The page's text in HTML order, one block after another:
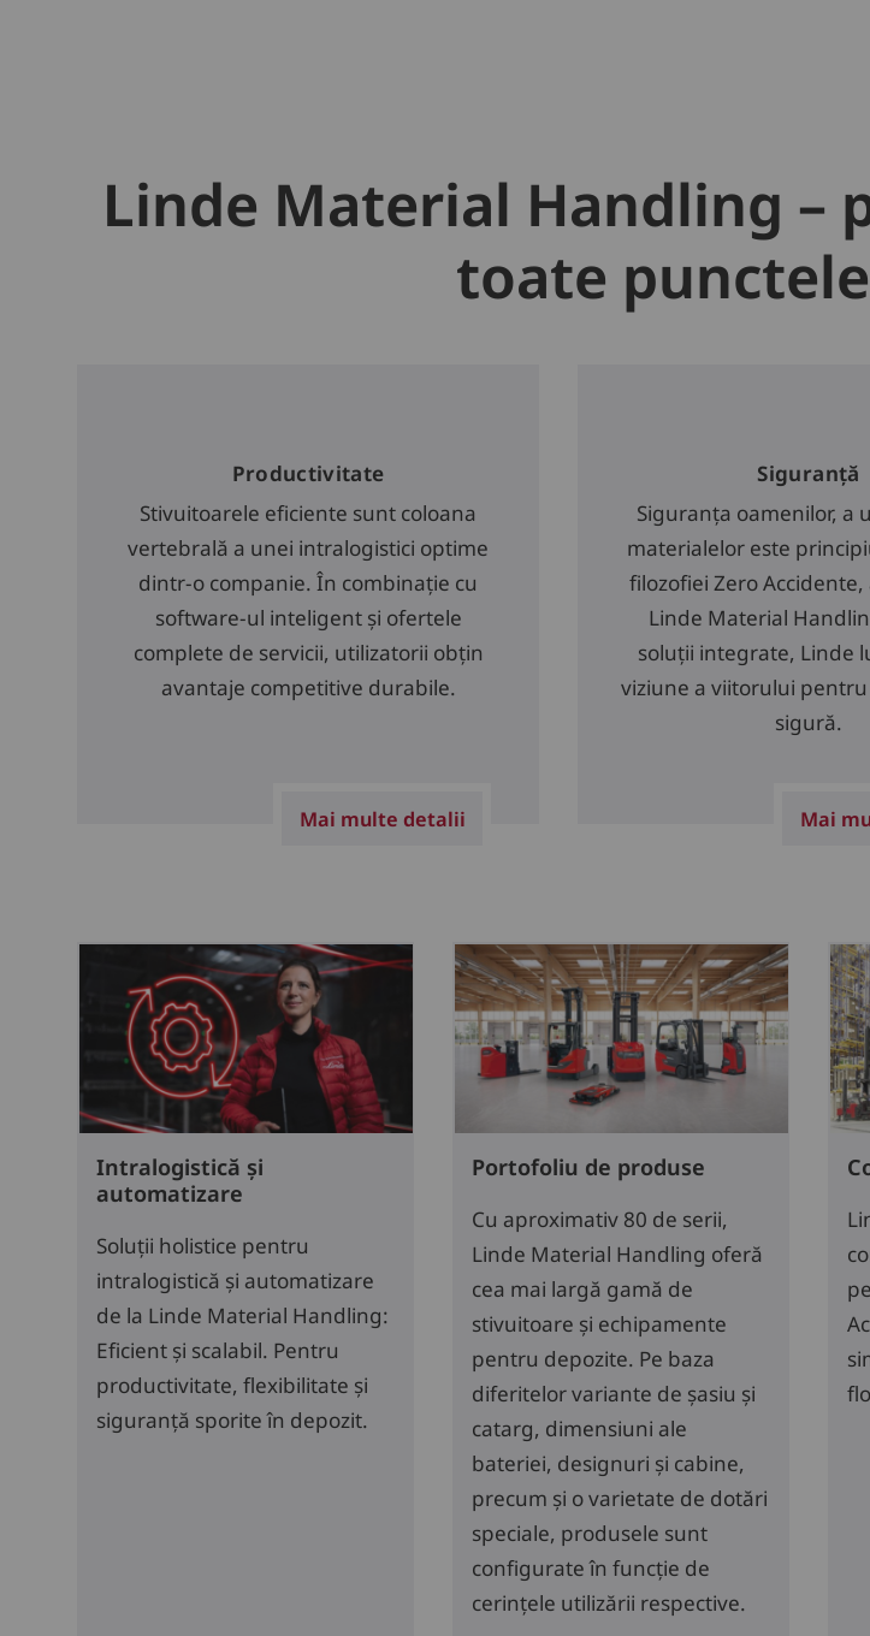
Linde Material Handling
toate
Productivitate
Stivuitoarele eficiente sunt coloana
vertebrală a unei intralogistici optime
dintr-o companie. În combinație cu
software-ul inteligent și ofertele
complete de servicii, utilizatorii obțin
avantaje competitive durabile.
Mai multe detalii
Siguranță
Siguranța oamenilor, a
materialelor este
filozofiei Zero
Linde Material
soluții integrate, Linde
viziune a viitorului
sigură.
Mai
Intralogistică și
automatizare
Soluții holistice pentru
intralogistică și automatizare
de la Linde Material Handling:
Eficient și scalabil. Pentru
productivitate, flexibilitate și
siguranță sporite în depozit.
Portofoliu de produse
Cu aproximativ 80 de serii,
Linde Material Handling oferă
cea mai largă gamă de
stivuitoare și echipamente
pentru depozite. Pe baza
diferitelor variante de șasiu și
catarg, dimensiuni ale
bateriei, designuri și cabine,
precum și o varietate de dotări
speciale, produsele sunt
configurate în funcție de
cerințele utilizării respective.